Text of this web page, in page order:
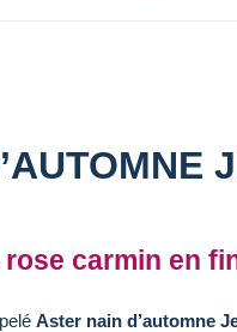
carmin en
Aster nain d’automne